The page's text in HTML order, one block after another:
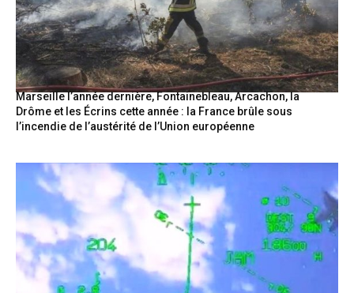
Marseille l’année dernière, Fontainebleau, Arcachon, la
Drôme et les Écrins cette année : la France brûle sous
l’incendie de l’austérité de l’Union européenne